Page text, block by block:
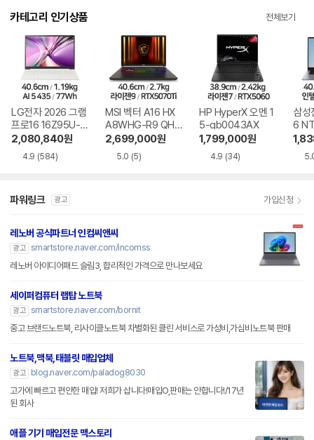
카테고리 인기상품 전체보기
LG전자 2026 그램
프로16 16Z95U-G
S5WK
2,080,840원
4.9 (584)
MSI 벡터 A16 HX
A8WHG-R9 QHD
+
2,699,000원
5.0 (5)
HP HyperX 오멘 1
5-gb0043AX
1,799,000원
4.9 (34)
삼성
6
A
파워링크 광고 가입신청
레노버 공식파트너 인컴씨앤씨
광고 smartstore.naver.com/incomss
레노버 아이디어패드 슬림3, 합리적인 가격으로 만나보세요
세이퍼컴퓨터 랩탑 노트북
광고 smartstore.naver.com/bornit
중고 브랜드노트북, 리사이클노트북 차별화된 클린 서비스로 가성비,가심비노트북 판매
노트북,맥북,태블릿 매입업체
광고
blog.naver.com/paladog8030
고가에 빠르고 편안한 매입! 저희가 삽니다!매입O,판매는 안합니다!/17년
된 회사
애플 기기 매입전문 맥스토리